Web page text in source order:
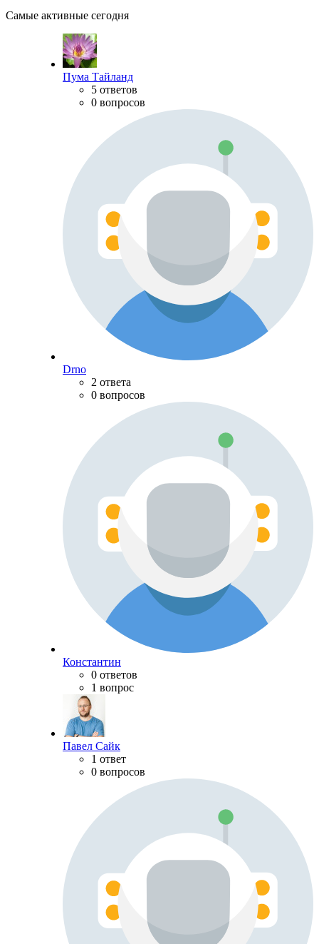
Самые активные сегодня
Пума Тайланд
5 ответов
0 вопросов
Drno
2 ответа
0 вопросов
Константин
0 ответов
1 вопрос
Павел Сайк
1 ответ
0 вопросов